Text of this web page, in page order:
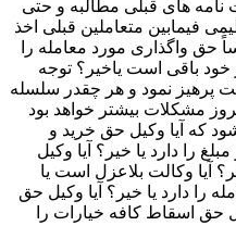
های قبلی مطالبه و حتی
فیمابین متعاملین قبلی اخذ
حق واگذاری مورد معامله را
خود باقی است یاخیر؟ توجه
پرهیز نمود و هر چقدر سلسله
مشکلات بیشتر خواهد بود
که آیا وکیل حق خرید و
را دارد یا خیر؟ آیا وکیل
آیا وکالت بلاعزل است یا
را دارد یا خیر؟ آیا وکیل حق
حق اسقاط کافه خیارات را